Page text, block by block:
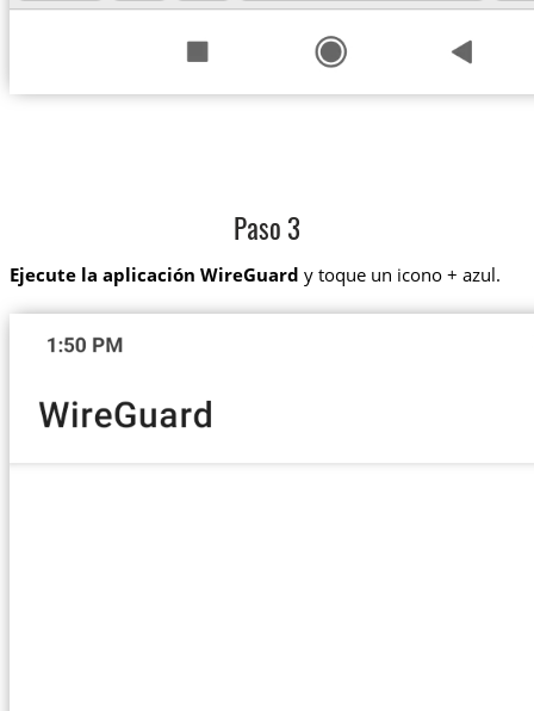
Paso 3
Ejecute la aplicación WireGuard y toque un icono + azul.